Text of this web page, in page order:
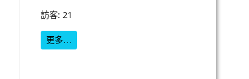
訪客: 21
更多…